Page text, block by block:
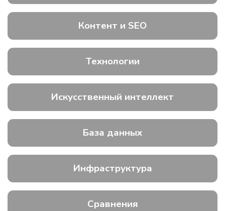
Контент и SEO
Технологии
Искусственный интеллект
База данных
Инфраструктура
Сравнения